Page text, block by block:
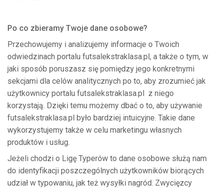
Po co zbieramy Twoje dane osobowe?
Przechowujemy i analizujemy informacje o Twoich
odwiedzinach portalu futsalekstraklasa.pl, a także o tym, w
jaki sposób poruszasz się pomiędzy jego konkretnymi
sekcjami dla celów analitycznych po to, aby zrozumieć jak
użytkownicy portalu futsalekstraklasa.pl z niego
korzystają. Dzięki temu możemy dbać o to, aby używanie
futsalekstraklasa.pl było bardziej intuicyjne. Takie dane
wykorzystujemy także w celu marketingu własnych
produktów i usług.
Jeżeli chodzi o Ligę Typerów to dane osobowe służą nam
do identyfikacji poszczególnych użytkowników biorących
udział w typowaniu, jak też wysyłki nagród. Zwycięzcy